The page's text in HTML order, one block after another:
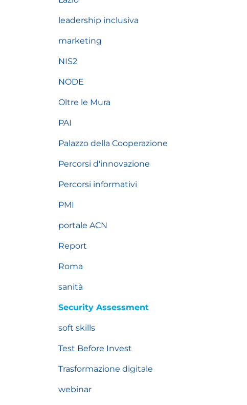
leadership inclusiva
marketing
NIS2
NODE
Oltre le Mura
PAI
Palazzo della Cooperazione
Percorsi d'innovazione
Percorsi informativi
PMI
portale ACN
Report
Roma
sanità
Security Assessment
soft skills
Test Before Invest
Trasformazione digitale
webinar